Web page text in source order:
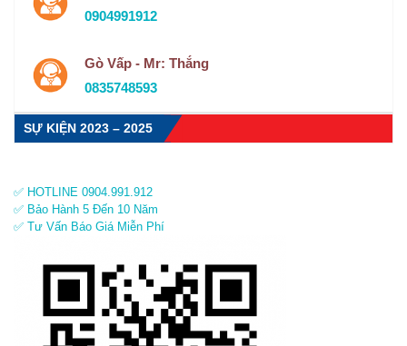
0904991912
Gò Vấp - Mr: Thắng
0835748593
SỰ KIỆN 2023 – 2025
✅ HOTLINE 0904.991.912
✅ Bảo Hành 5 Đến 10 Năm
✅ Tư Vấn Báo Giá Miễn Phí